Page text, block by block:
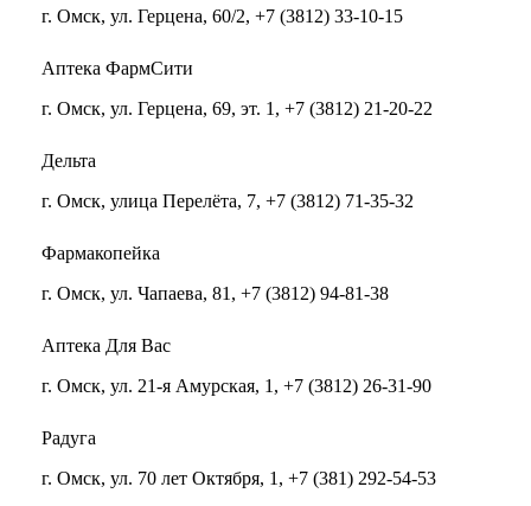
г. Омск, ул. Герцена, 60/2, +7 (3812) 33-10-15
Аптека ФармСити
г. Омск, ул. Герцена, 69, эт. 1, +7 (3812) 21-20-22
Дельта
г. Омск, улица Перелёта, 7, +7 (3812) 71-35-32
Фармакопейка
г. Омск, ул. Чапаева, 81, +7 (3812) 94-81-38
​​​​​​​Аптека Для Вас
г. Омск, ул. 21-я Амурская, 1, +7 (3812) 26-31-90
Радуга
г. Омск, ул. 70 лет Октября, 1, +7 (381) 292-54-53